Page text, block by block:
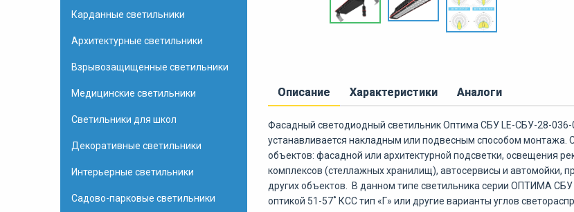
Карданные светильники
Архитектурные светильники
Взрывозащищенные светильники
Медицинские светильники
Светильники для школ
Декоративные светильники
Интерьерные светильники
Садово-парковые светильники
Описание Характеристики Аналоги
Фасадный светодиодный светильник Оптима СБУ LE-СБУ-28-
устанавливается накладным или подвесным способом монтажа.
объектов: фасадной или архитектурной подсветки, освещения
комплексов (стеллажных хранилищ), автосервисы и автомойки,
других объектов. В данном типе светильника серии ОПТИМА
оптикой 51-57˚ КСС тип «Г» или другие варианты углов